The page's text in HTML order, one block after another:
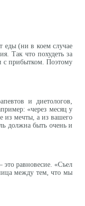
еды (ни в коем случае
Так что похудеть за
с прибытком. Поэтому
и диетологов,
«через месяц у
из мечты, а из вашего
должна быть очень и
это равновесие. «Съел
между тем, что мы